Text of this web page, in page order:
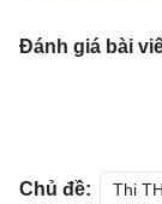
Đánh giá bài
Chủ đề: Thi